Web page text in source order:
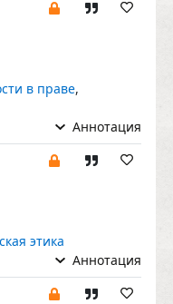
в праве,
Аннотация
этика
Аннотация